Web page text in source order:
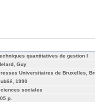
quantitatives de gestion I
Guy
Universitaires de Bruxelles,
1990
sociales
p.